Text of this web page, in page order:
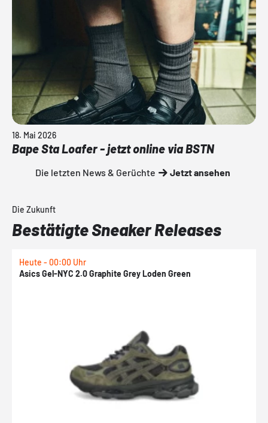
18. Mai 2026
Bape Sta Loafer - jetzt online via BSTN
Die letzten News & Gerüchte Jetzt ansehen
Die Zukunft
Bestätigte Sneaker Releases
Heute - 00:00 Uhr
Asics Gel-NYC 2.0 Graphite Grey Loden Green